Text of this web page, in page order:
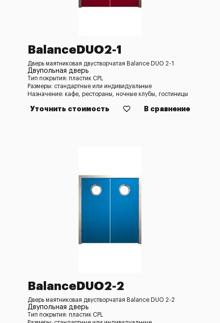
BalanceDUO2-1
Дверь маятниковая двустворчатая Balance DUO 2-1
Двупольная дверь
Тип покрытия: пластик CPL
Размеры: стандартные или индивидуальные
Назначение: кафе, рестораны, ночные клубы, гостиницы
Уточнить стоимость В сравнение
BalanceDUO2-2
Дверь маятниковая двустворчатая Balance DUO 2-2
Двупольная дверь
Тип покрытия: пластик CPL